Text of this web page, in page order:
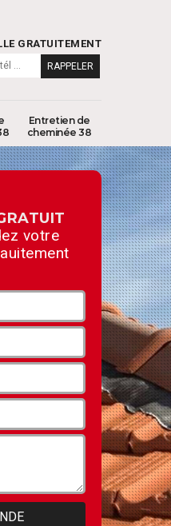
GRATUITEMENT
Entretien de
cheminée 38
votre